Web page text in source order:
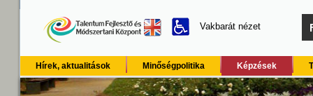
Vakbarát nézet
Hírek, aktualitások Minőségpolitika Képzések